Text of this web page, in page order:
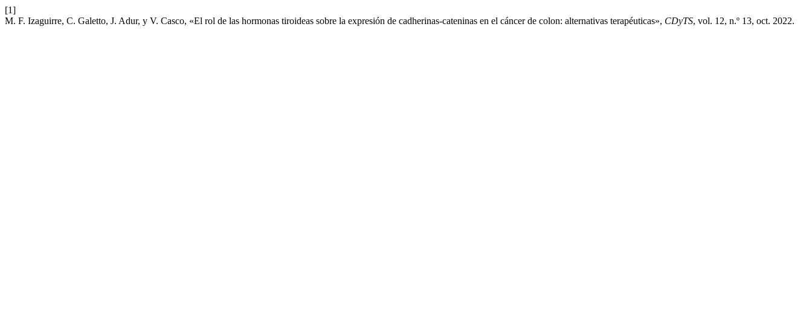
[1]
M. F. Izaguirre, C. Galetto, J. Adur, y V. Casco, «El rol de las hormonas tiroideas sobre la expresión de cadherinas-cateninas en el cáncer de colon: alternativas terapéuticas», CDyTS, vol. 12, n.º 13, oct. 2022.